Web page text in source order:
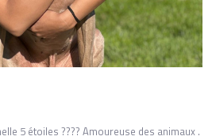
5 étoiles ???? Amoureuse des animaux .